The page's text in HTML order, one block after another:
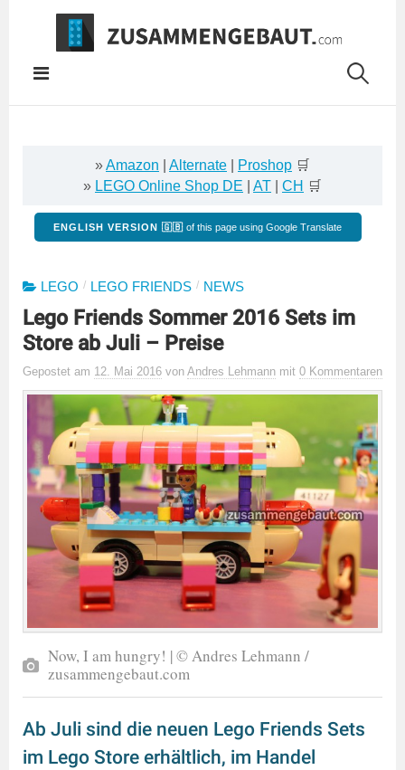
Springe
Inhalt
»Amazon Alternate Proshop 🛒
» LEGO Online Shop DE AT CH 🛒
ENGLISH VERSION 🇬🇧 of this page using Google Translate
LEGO / LEGO FRIENDS / NEWS
Lego Friends Sommer 2016 Sets im
Store ab Juli – Preise
Gepostet am 12. Mai 2016 von Andres Lehmann mit 0 Kommentaren
Now, I am hungry! | © Andres Lehmann /
zusammengebaut.com
Ab Juli sind die neuen Lego Friends Sets
im Lego Store erhältlich, im Handel